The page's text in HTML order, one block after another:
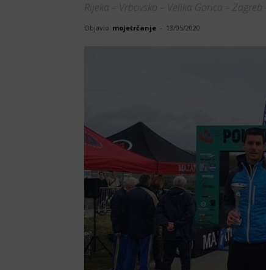
Rijeka – Vrbovsko – Velika Gorica – Zagreb
Objavio mojetrčanje - 13/05/2020